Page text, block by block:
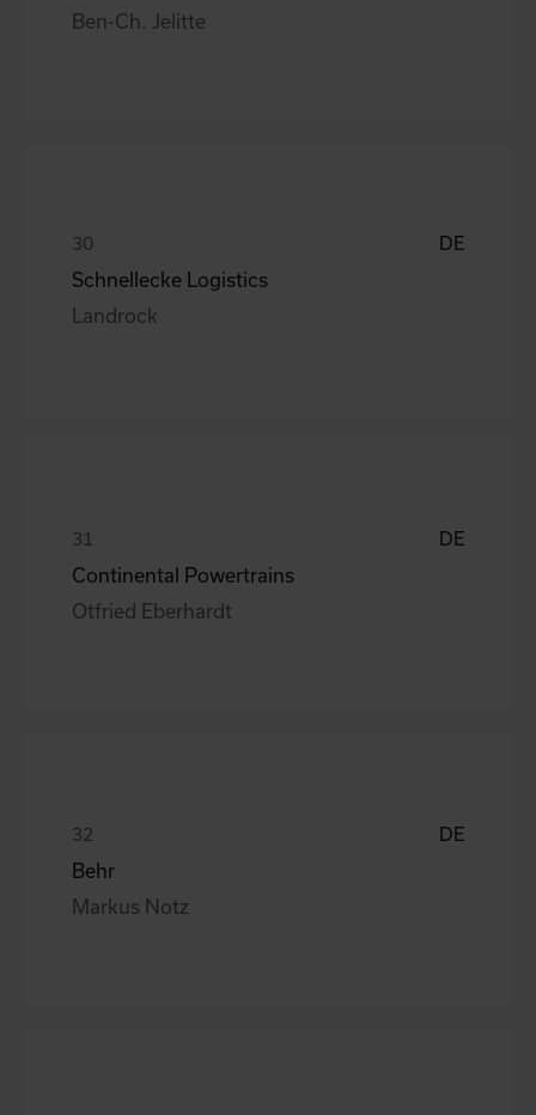
Ben-Ch. Jelitte
DE
Schnellecke Logistics
Landrock
DE
Continental Powertrains
Otfried Eberhardt
DE
Behr
Markus Notz